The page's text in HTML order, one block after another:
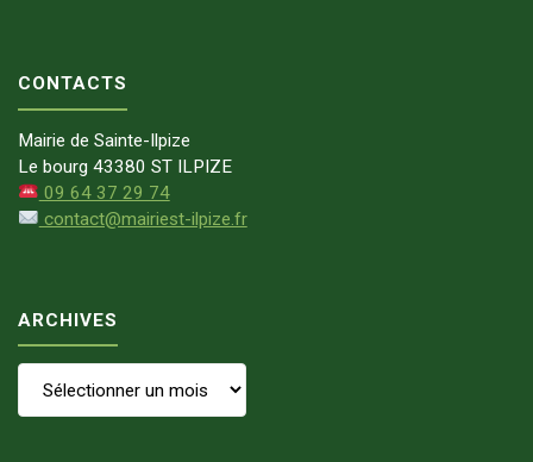
CONTACTS
Mairie de Sainte-Ilpize
Le bourg 43380 ST ILPIZE
09 64 37 29 74
contact@mairiest-ilpize.fr
ARCHIVES